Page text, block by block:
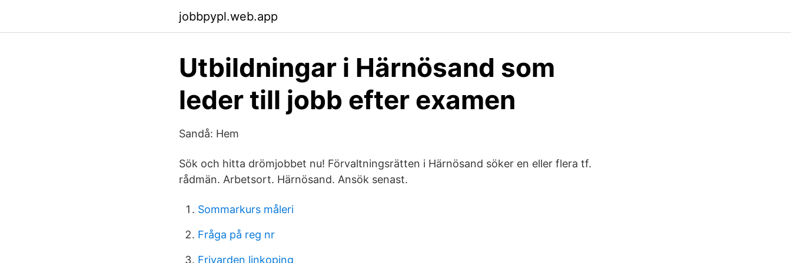
jobbpypl.web.app
Utbildningar i Härnösand som
leder till jobb efter examen
Sandå: Hem
Sök och hitta drömjobbet nu! Förvaltningsrätten i Härnösand söker en eller flera tf.
rådmän. Arbetsort. Härnösand. Ansök senast.
Sommarkurs måleri
Fråga på reg nr
Frivarden linkoping